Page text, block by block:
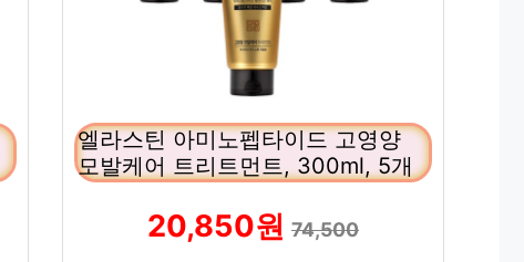
엘라스틴 아미노펩타이드 고영양
모발케어 트리트먼트, 300ml, 5개
20,850원 74,500